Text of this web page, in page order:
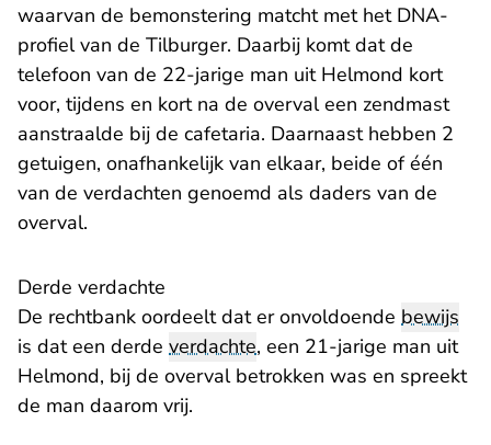
waarvan de bemonstering matcht met het DNA-
profiel van de Tilburger. Daarbij komt dat de
telefoon van de 22-jarige man uit Helmond kort
voor, tijdens en kort na de overval een zendmast
aanstraalde bij de cafetaria. Daarnaast hebben 2
getuigen, onafhankelijk van elkaar, beide of één
van de verdachten genoemd als daders van de
overval.
Derde verdachte
De rechtbank oordeelt dat er onvoldoende bewijs
is dat een derde verdachte, een 21-jarige man uit
Helmond, bij de overval betrokken was en spreekt
de man daarom vrij.